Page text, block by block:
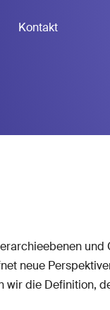
Kontakt
und
neue
wir die Definition,